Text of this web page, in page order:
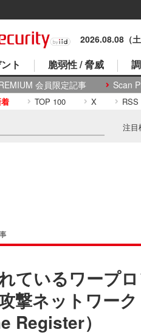
2026.08.08（土
会員限定記事 Scan
ト 脆弱性 / 脅威
TOP 100 X RSS
注目
ているワープ
撃ネットワー
Register）